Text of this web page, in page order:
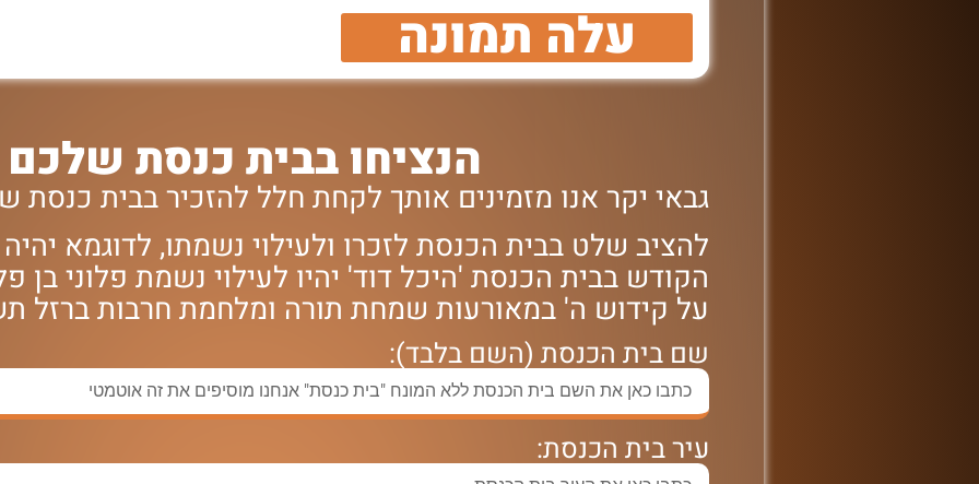
עלה תמונה
הנציחו בבית כנסת שלכם
גבאי יקר אנו מזמינים אותך לקחת חלל להזכיר בבית
להציב שלט בבית הכנסת לזכרו ולעילוי נשמתו, לדוגמא
הקודש בבית הכנסת 'היכל דוד' יהיו לעילוי נשמת פלוני בן
על קידוש ה' במאורעות שמחת תורה ומלחמת חרבות ברזל
שם בית הכנסת (השם בלבד):
עיר בית הכנסת: